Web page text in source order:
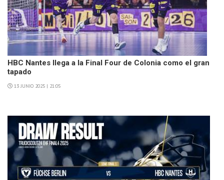
HBC Nantes llega a la Final Four de Colonia como el gran
tapado
13 JUNIO 2025 | 21:05